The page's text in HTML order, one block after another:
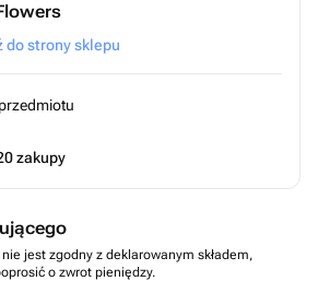
do strony sklepu
zakupy
jest zgodny z deklarowanym składem,
o zwrot pieniędzy.